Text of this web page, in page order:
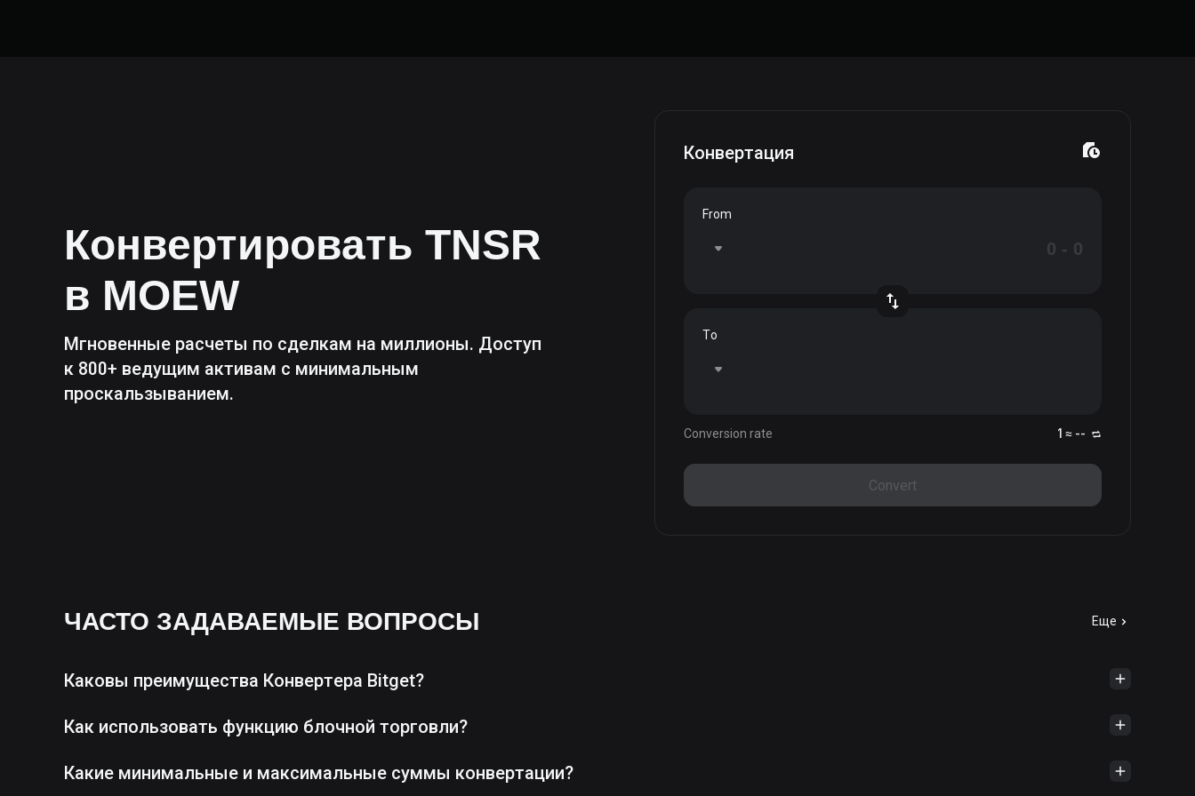
Конвертировать TNSR
в MOEW
Мгновенные расчеты по сделкам на миллионы. Доступ
к 800+ ведущим активам с минимальным
проскальзыванием.
Конвертация
From
To
Conversion rate 1 ≈ --
Convert
ЧАСТО ЗАДАВАЕМЫЕ ВОПРОСЫ Еще
Каковы преимущества Конвертера Bitget?
Как использовать функцию блочной торговли?
Какие минимальные и максимальные суммы конвертации?